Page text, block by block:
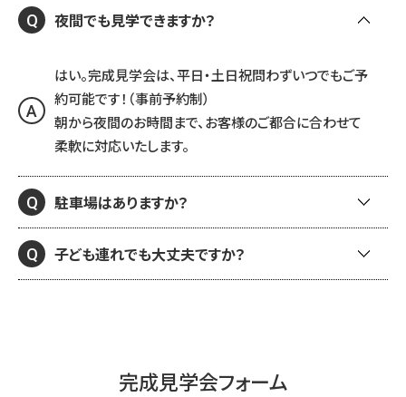
Q 夜間でも見学できますか？
A
はい。完成見学会は、平日・土日祝問わずいつでもご予
約可能です！（事前予約制）
朝から夜間のお時間まで、お客様のご都合に合わせて
柔軟に対応いたします。
Q 駐車場はありますか？
A
はい、ございます。専用の無料駐車場をご用意しており
ます。
Q 子ども連れでも大丈夫ですか？
完成見学会フォーム